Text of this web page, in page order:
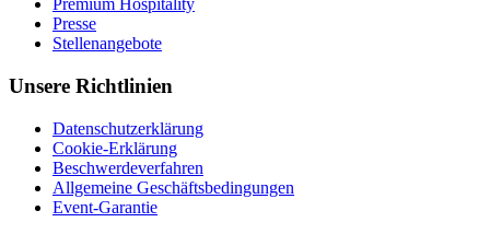
Premium Hospitality
Presse
Stellenangebote
Unsere Richtlinien
Datenschutzerklärung
Cookie-Erklärung
Beschwerdeverfahren
Allgemeine Geschäftsbedingungen
Event-Garantie